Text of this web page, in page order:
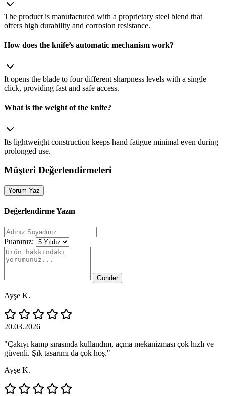
The product is manufactured with a proprietary steel blend that
offers high durability and corrosion resistance.
How does the knife’s automatic mechanism work?
It opens the blade to four different sharpness levels with a single
click, providing fast and safe access.
What is the weight of the knife?
Its lightweight construction keeps hand fatigue minimal even during
prolonged use.
Müşteri Değerlendirmeleri
Yorum Yaz
Değerlendirme Yazın
Puanınız:
Gönder
Ayşe K.
20.03.2026
"Çakıyı kamp sırasında kullandım, açma mekanizması çok hızlı ve
güvenli. Şık tasarımı da çok hoş."
Ayşe K.